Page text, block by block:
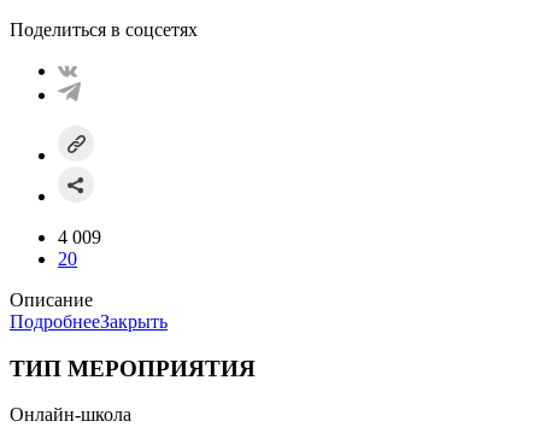
Поделиться в соцсетях
4 009
20
Описание
ПодробнееЗакрыть
ТИП МЕРОПРИЯТИЯ
Онлайн-школа